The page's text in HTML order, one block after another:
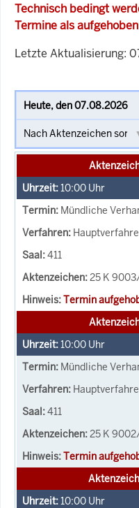
Technisch bedingt
Termine als
Letzte Aktualisierung:
10:00 Uhr
Mündliche
411
25 K
Termin
10:00 Uhr
Mündliche
411
25 K
Termin
10:00 Uhr